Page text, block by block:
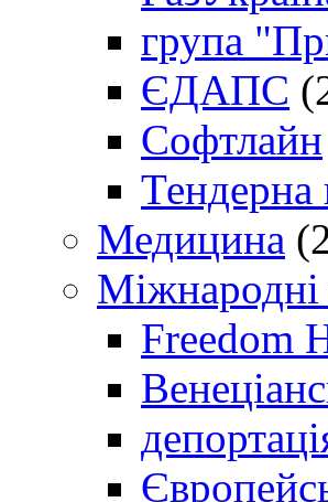
група
ЄДАПС
Софтлайн
Тендерна
Медицина
Freedom